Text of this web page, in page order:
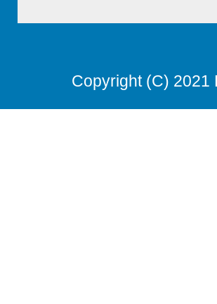
Copyright (C) 2021